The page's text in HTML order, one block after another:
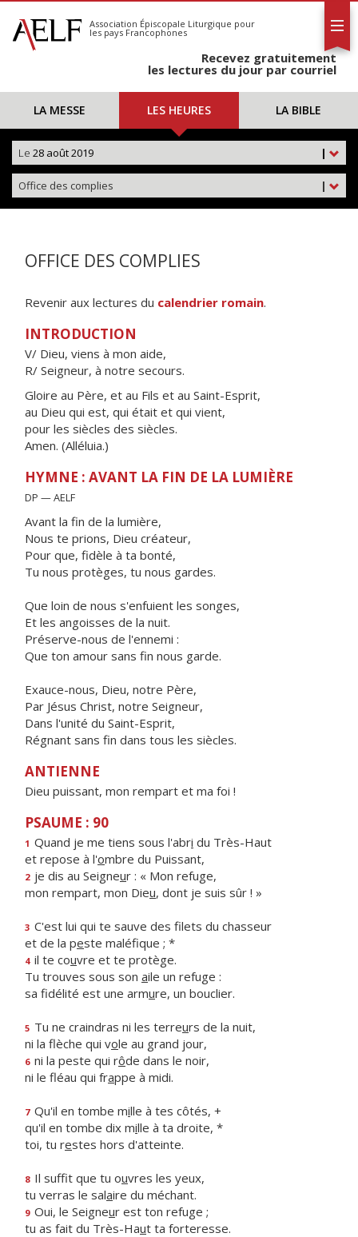
S'abonner
Calendrier
Association Épiscopale Liturgique pour
les pays Francophones
Recevez gratuitement
les lectures du jour par courriel
LA MESSE LES HEURES LA BIBLE
|
Le 28 août 2019
|
Office des complies
OFFICE DES COMPLIES
Revenir aux lectures du calendrier romain.
INTRODUCTION
V/ Dieu, viens à mon aide,
R/ Seigneur, à notre secours.
Gloire au Père, et au Fils et au Saint-Esprit,
au Dieu qui est, qui était et qui vient,
pour les siècles des siècles.
Amen. (Alléluia.)
HYMNE : AVANT LA FIN DE LA LUMIÈRE
DP — AELF
Avant la fin de la lumière,
Nous te prions, Dieu créateur,
Pour que, fidèle à ta bonté,
Tu nous protèges, tu nous gardes.
Que loin de nous s'enfuient les songes,
Et les angoisses de la nuit.
Préserve-nous de l'ennemi :
Que ton amour sans fin nous garde.
Exauce-nous, Dieu, notre Père,
Par Jésus Christ, notre Seigneur,
Dans l'unité du Saint-Esprit,
Régnant sans fin dans tous les siècles.
ANTIENNE
Dieu puissant, mon rempart et ma foi !
PSAUME : 90
1 Quand je me tiens sous l'abri du Très-Haut
et repose à l'ombre du Puissant,
2 je dis au Seigneur : « Mon refuge,
mon rempart, mon Dieu, dont je suis sûr ! »
3 C'est lui qui te sauve des filets du chasseur
et de la peste maléfique ; *
4 il te couvre et te protège.
Tu trouves sous son aile un refuge :
sa fidélité est une armure, un bouclier.
5 Tu ne craindras ni les terreurs de la nuit,
ni la flèche qui vole au grand jour,
6 ni la peste qui rôde dans le noir,
ni le fléau qui frappe à midi.
7 Qu'il en tombe mille à tes côtés, +
qu'il en tombe dix mille à ta droite, *
toi, tu restes hors d'atteinte.
8 Il suffit que tu ouvres les yeux,
tu verras le salaire du méchant.
9 Oui, le Seigneur est ton refuge ;
tu as fait du Très-Haut ta forteresse.